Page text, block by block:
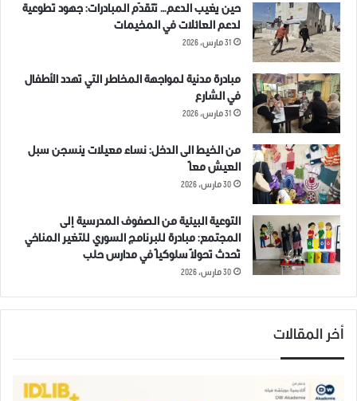
عفرين شمال حلب
5 سبتمبر، 2021
في "فيديو"
احتراق كازية حلب
حين يغيب الدعم… تتقدّم المبادرات: جهود تطوعية
لدعم العائلات في المخيمات
31 مارس، 2026
مبادرة مدنية لمواجهة المخاطر التي تهدد الأطفال
في الشارع
31 مارس، 2026
من الخيط الى الدخل: نساء معيلات ينسجن سبل
العيش معاً
30 مارس، 2026
التوعية البيئية من الصفوف المدرسية إلى
المجتمع: مبادرة للبرنامج السوري للتغير المناخي
تُحدث تحولاً سلوكياً في مدارس حلب
30 مارس، 2026
أخر المقالات